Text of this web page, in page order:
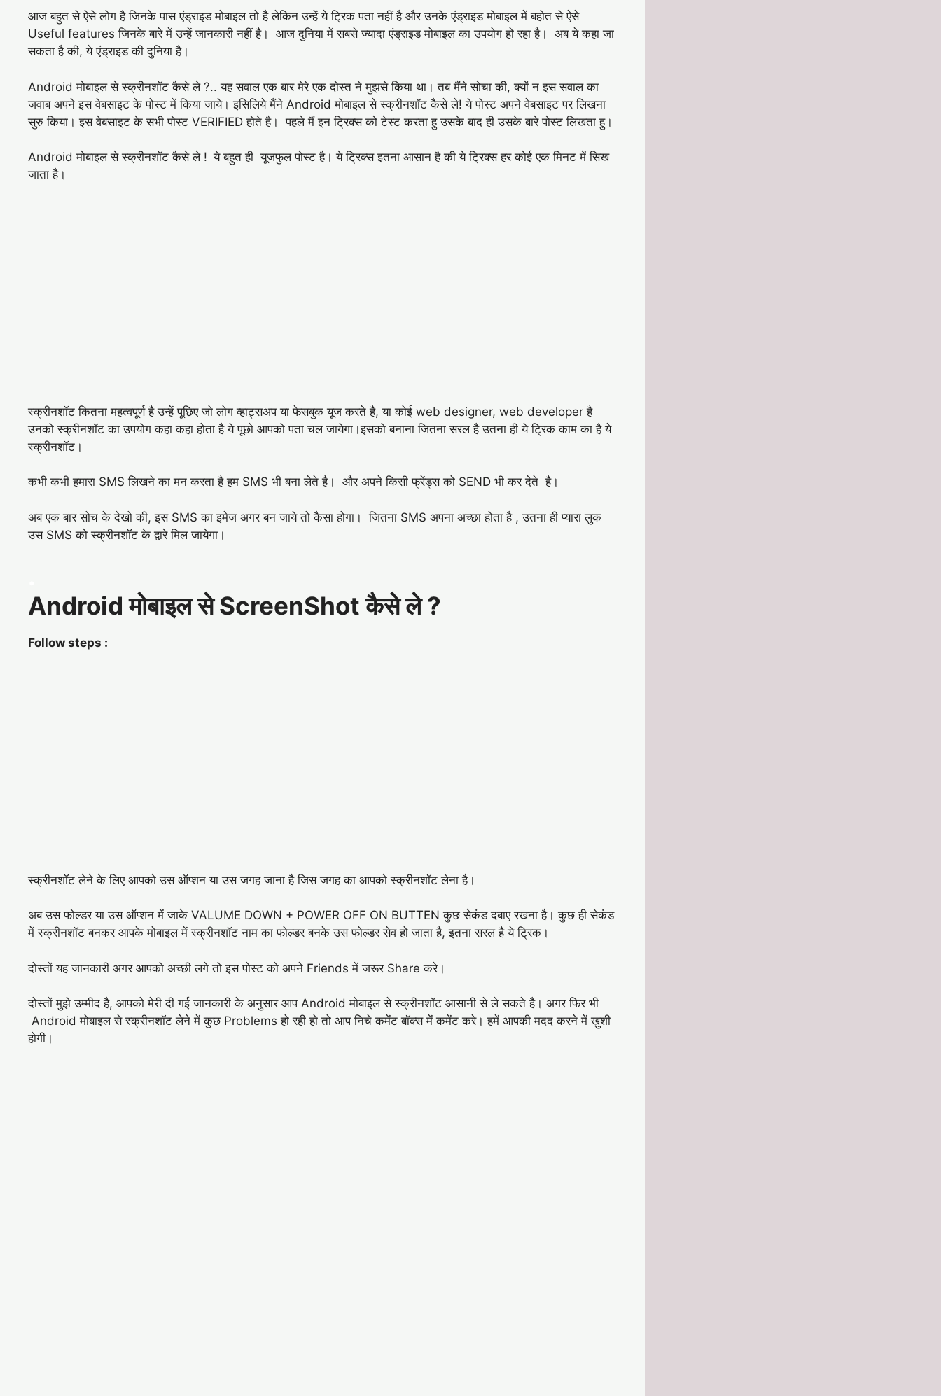
आज बहुत से ऐसे लोग है जिनके पास एंड्राइड मोबाइल तो है लेकिन उन्हें ये ट्रिक पता नहीं है और उनके एंड्राइड मोबाइल में बहोत से ऐसे
Useful features जिनके बारे में उन्हें जानकारी नहीं है। आज दुनिया में सबसे ज्यादा एंड्राइड मोबाइल का उपयोग हो रहा है। अब ये कहा जा
सकता है की, ये एंड्राइड की दुनिया है।
Android मोबाइल से स्क्रीनशॉट कैसे ले ?.. यह सवाल एक बार मेरे एक दोस्त ने मुझसे किया था। तब मैंने सोचा की, क्यों न इस सवाल का
जवाब अपने इस वेबसाइट के पोस्ट में किया जाये। इसिलिये मैंने Android मोबाइल से स्क्रीनशॉट कैसे ले! ये पोस्ट अपने वेबसाइट पर लिखना
सुरु किया। इस वेबसाइट के सभी पोस्ट VERIFIED होते है। पहले मैं इन ट्रिक्स को टेस्ट करता हु उसके बाद ही उसके बारे पोस्ट लिखता हु।
Android मोबाइल से स्क्रीनशॉट कैसे ले ! ये बहुत ही यूजफुल पोस्ट है। ये ट्रिक्स इतना आसान है की ये ट्रिक्स हर कोई एक मिनट में सिख
जाता है।
स्क्रीनशॉट कितना महत्वपूर्ण है उन्हें पूछिए जो लोग व्हाट्सअप या फेसबुक यूज करते है, या कोई web designer, web developer है
उनको स्क्रीनशॉट का उपयोग कहा कहा होता है ये पूछो आपको पता चल जायेगा।इसको बनाना जितना सरल है उतना ही ये ट्रिक काम का है ये
स्क्रीनशॉट।
कभी कभी हमारा SMS लिखने का मन करता है हम SMS भी बना लेते है। और अपने किसी फ्रेंड्स को SEND भी कर देते है।
अब एक बार सोच के देखो की, इस SMS का इमेज अगर बन जाये तो कैसा होगा। जितना SMS अपना अच्छा होता है , उतना ही प्यारा लुक
उस SMS को स्क्रीनशॉट के द्वारे मिल जायेगा।
Android मोबाइल से ScreenShot कैसे ले ?
Follow steps :
स्क्रीनशॉट लेने के लिए आपको उस ऑप्शन या उस जगह जाना है जिस जगह का आपको स्क्रीनशॉट लेना है।
अब उस फोल्डर या उस ऑप्शन में जाके VALUME DOWN + POWER OFF ON BUTTEN कुछ सेकंड दबाए रखना है। कुछ ही सेकंड
में स्क्रीनशॉट बनकर आपके मोबाइल में स्क्रीनशॉट नाम का फोल्डर बनके उस फोल्डर सेव हो जाता है, इतना सरल है ये ट्रिक।
दोस्तों यह जानकारी अगर आपको अच्छी लगे तो इस पोस्ट को अपने Friends में जरूर Share करे।
दोस्तों मुझे उम्मीद है, आपको मेरी दी गई जानकारी के अनुसार आप Android मोबाइल से स्क्रीनशॉट आसानी से ले सकते है। अगर फिर भी
Android मोबाइल से स्क्रीनशॉट लेने में कुछ Problems हो रही हो तो आप निचे कमेंट बॉक्स में कमेंट करे। हमें आपकी मदद करने में ख़ुशी
होगी।